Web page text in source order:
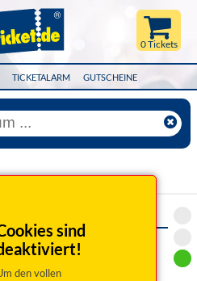
TICKETALARM GUTSCHEINE
0 Tickets
sind
den vollen
Generation XY
STATT-THEATER